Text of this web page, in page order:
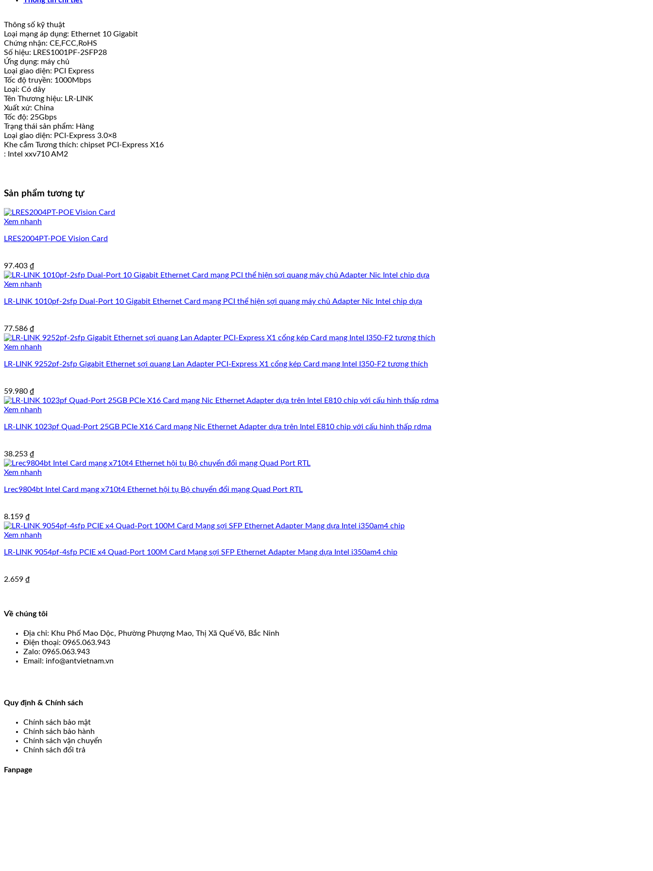
dựa
Intel
xxv710
số
lượng
Thông số kỹ thuật
Loại mạng áp dụng: Ethernet 10 Gigabit
Chứng nhận: CE,FCC,RoHS
Số hiệu: LRES1001PF-2SFP28
Ứng dụng: máy chủ
Loại giao diện: PCI Express
Tốc độ truyền: 1000Mbps
Loại: Có dây
Tên Thương hiệu: LR-LINK
Xuất xứ: China
Tốc độ: 25Gbps
Trạng thái sản phẩm: Hàng
Loại giao diện: PCI-Express 3.0×8
Khe cắm Tương thích: chipset PCI-Express X16
: Intel xxv710 AM2
Sản phẩm tương tự
Xem nhanh
LRES2004PT-POE Vision Card
97.403 ₫
Xem nhanh
LR-LINK 1010pf-2sfp Dual-Port 10 Gigabit Ethernet Card mạng PCI thể hiện sợi quang máy chủ Adapter Nic Intel chip dựa
77.586 ₫
Xem nhanh
LR-LINK 9252pf-2sfp Gigabit Ethernet sợi quang Lan Adapter PCI-Express X1 cổng kép Card mạng Intel I350-F2 tương thích
59.980 ₫
Xem nhanh
LR-LINK 1023pf Quad-Port 25GB PCIe X16 Card mạng Nic Ethernet Adapter dựa trên Intel E810 chip với cấu hình thấp rdma
38.253 ₫
Xem nhanh
Lrec9804bt Intel Card mạng x710t4 Ethernet hội tụ Bộ chuyển đổi mạng Quad Port RTL
8.159 ₫
Xem nhanh
LR-LINK 9054pf-4sfp PCIE x4 Quad-Port 100M Card Mạng sợi SFP Ethernet Adapter Mạng dựa Intel i350am4 chip
2.659 ₫
Về chúng tôi
Địa chỉ: Khu Phố Mao Dộc, Phường Phượng Mao, Thị Xã Quế Võ, Bắc Ninh
Điện thoại: 0965.063.943
Zalo: 0965.063.943
Email: info@antvietnam.vn
Quy định & Chính sách
Chính sách bảo mật
Chính sách bảo hành
Chính sách vận chuyển
Chính sách đổi trả
Fanpage